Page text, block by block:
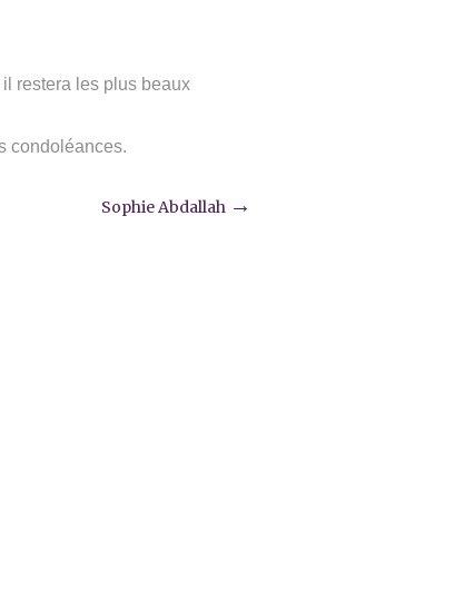
il restera les plus beaux
condoléances.
Sophie Abdallah →